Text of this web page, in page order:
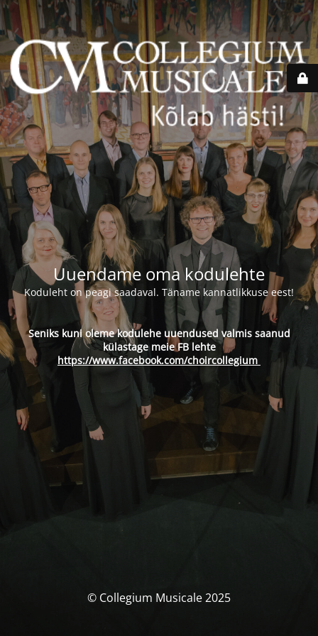
Uuendame oma kodulehte
Koduleht on peagi saadaval. Täname kannatlikkuse eest!
Seniks kuni oleme kodulehe uuendused valmis saanud
külastage meie FB lehte
https://www.facebook.com/choircollegium
© Collegium Musicale 2025